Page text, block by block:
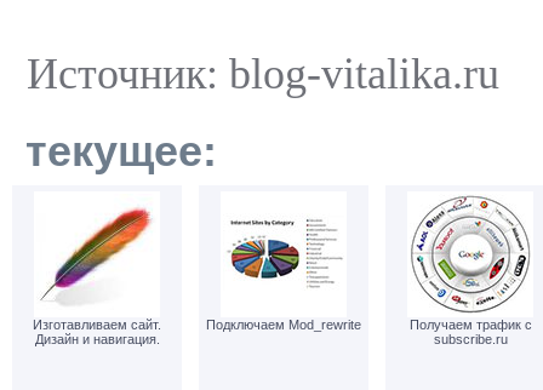
Источник: blog-vitalika.ru
текущее:
Изготавливаем сайт.
Дизайн и навигация.
Подключаем Mod_rewrite
Получаем трафик с
subscribe.ru